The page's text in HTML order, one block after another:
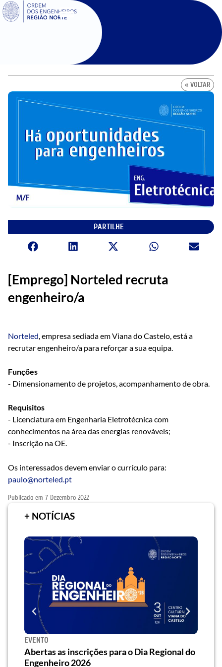
SIGOE
« VOLTAR
PARTILHE
[Emprego] Norteled recruta
engenheiro/a
Norteled , empresa sediada em Viana do Castelo, está a
recrutar engenheiro/a para reforçar a sua equipa.
Funções
- Dimensionamento de projetos, acompanhamento de obra.
Requisitos
- Licenciatura em Engenharia Eletrotécnica com
conhecimentos na área das energias renováveis;
- Inscrição na OE.
Os interessados devem enviar o currículo para:
paulo@norteled.pt
Publicado em 7 Dezembro 2022
+ NOTÍCIAS
EVENTO
Abertas as inscrições para o Dia Regional do
Engenheiro 2026